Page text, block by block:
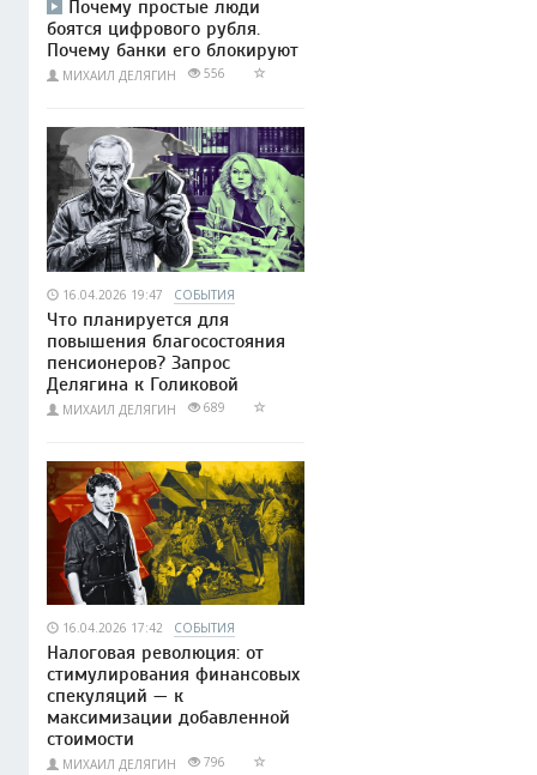
Почему простые люди
боятся цифрового рубля.
Почему банки его блокируют
МИХАИЛ ДЕЛЯГИН 556
16.04.2026 19:47 СОБЫТИЯ
Что планируется для
повышения благосостояния
пенсионеров? Запрос
Делягина к Голиковой
МИХАИЛ ДЕЛЯГИН 689
16.04.2026 17:42 СОБЫТИЯ
Налоговая революция: от
стимулирования финансовых
спекуляций — к
максимизации добавленной
стоимости
МИХАИЛ ДЕЛЯГИН 796